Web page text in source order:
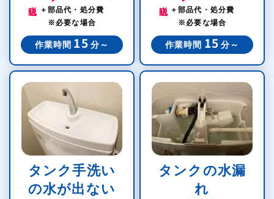
＋部品代・処分費
※必要な場合
作業時間 15 分～
＋部品代・処分費
※必要な場合
作業時間 15 分～
タンク手洗い
の水が出ない
タンクの水漏
れ